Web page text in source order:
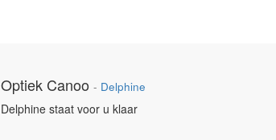
Optiek Canoo - Delphine
Delphine staat voor u klaar